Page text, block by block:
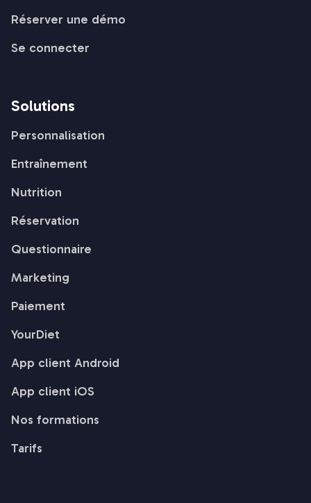
Réserver une démo
Se connecter
Solutions
Personnalisation
Entraînement
Nutrition
Réservation
Questionnaire
Marketing
Paiement
YourDiet
App client Android
App client iOS
Nos formations
Tarifs